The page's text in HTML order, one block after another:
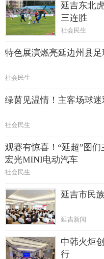
延吉东北
三连胜
社会民生
特色展演燃亮延边州县
社会民生
绿茵见温情！主客场球
社会民生
观赛有惊喜！“延超”图
宏光MINI电动汽车
社会民生
延吉市民
延吉新闻
中韩火炬
行